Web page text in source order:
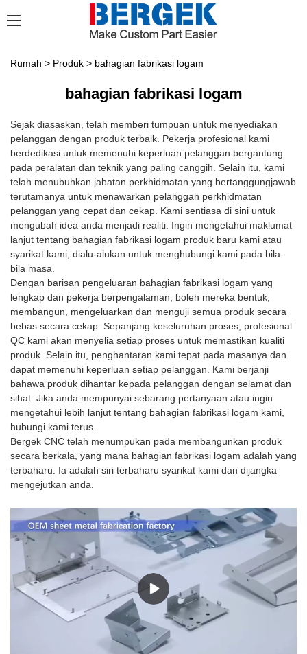
Rumah > Produk > bahagian fabrikasi logam
bahagian fabrikasi logam
Sejak diasaskan, telah memberi tumpuan untuk menyediakan
pelanggan dengan produk terbaik. Pekerja profesional kami
berdedikasi untuk memenuhi keperluan pelanggan bergantung
pada peralatan dan teknik yang paling canggih. Selain itu, kami
telah menubuhkan jabatan perkhidmatan yang bertanggungjawab
terutamanya untuk menawarkan pelanggan perkhidmatan
pelanggan yang cepat dan cekap. Kami sentiasa di sini untuk
mengubah idea anda menjadi realiti. Ingin mengetahui maklumat
lanjut tentang bahagian fabrikasi logam produk baru kami atau
syarikat kami, dialu-alukan untuk menghubungi kami pada bila-
bila masa.
Dengan barisan pengeluaran bahagian fabrikasi logam yang
lengkap dan pekerja berpengalaman, boleh mereka bentuk,
membangun, mengeluarkan dan menguji semua produk secara
bebas secara cekap. Sepanjang keseluruhan proses, profesional
QC kami akan menyelia setiap proses untuk memastikan kualiti
produk. Selain itu, penghantaran kami tepat pada masanya dan
dapat memenuhi keperluan setiap pelanggan. Kami berjanji
bahawa produk dihantar kepada pelanggan dengan selamat dan
sihat. Jika anda mempunyai sebarang pertanyaan atau ingin
mengetahui lebih lanjut tentang bahagian fabrikasi logam kami,
hubungi kami terus.
Bergek CNC telah menumpukan pada membangunkan produk
secara berkala, yang mana bahagian fabrikasi logam adalah yang
terbaharu. Ia adalah siri terbaharu syarikat kami dan dijangka
mengejutkan anda.